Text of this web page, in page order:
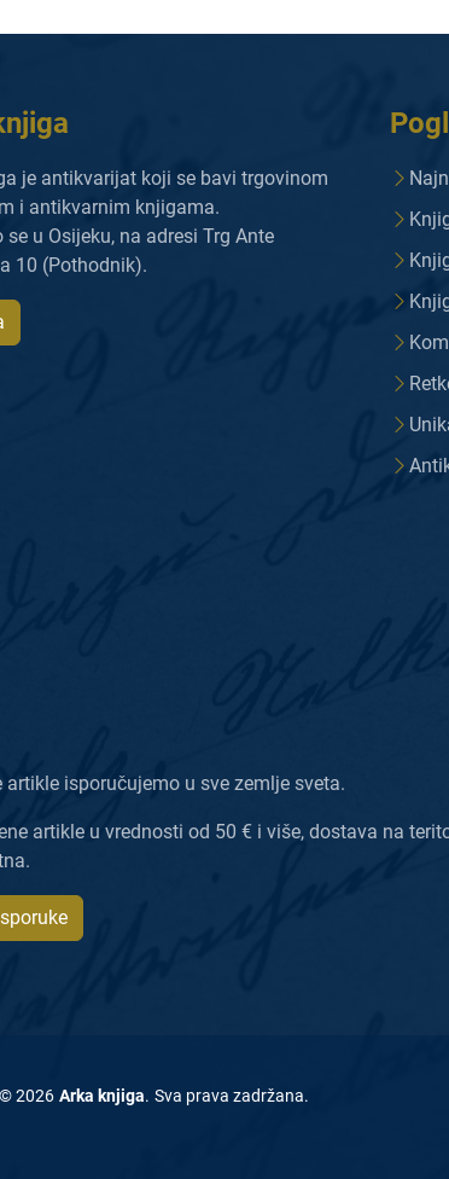
je antikvarijat koji se bavi trgovinom
i antikvarnim knjigama.
se u Osijeku, na adresi Trg Ante
10 (Pothodnik).
artikle isporučujemo u sve zemlje sveta.
artikle u vrednosti od 50 € i više, dostava na
2026 Arka knjiga. Sva prava zadržana.